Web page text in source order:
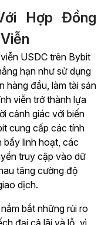
Hợp Đồng
USDC trên Bybit
hạn như sử dụng
hàng đầu, làm tài sản
viễn trở thành lựa
cảnh giác với biến
cung cấp các tính
bẩy linh hoạt, các
truy cập vào dữ
tăng cường độ
dịch.
bắt những rủi ro
đại cả lãi và lỗ, vì